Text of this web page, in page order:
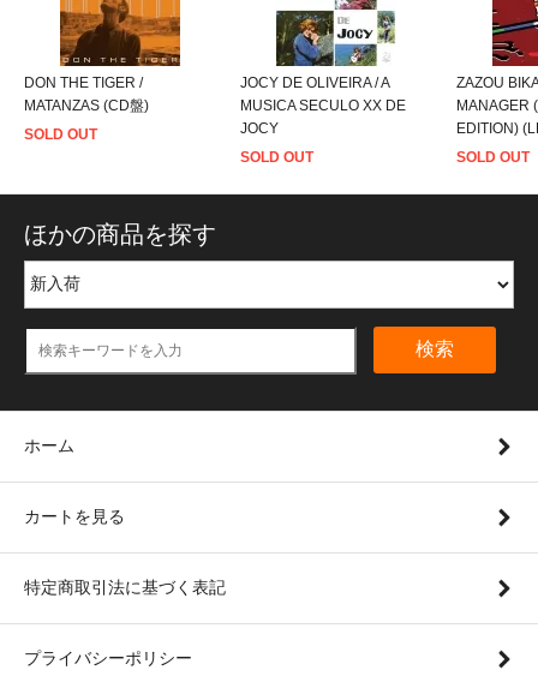
DON THE TIGER /
MATANZAS (CD盤)
SOLD OUT
JOCY DE OLIVEIRA / A
MUSICA SECULO XX DE
JOCY
SOLD OUT
ZAZOU
MANAGER
EDITION)
SOLD OUT
ほかの商品を探す
検索
ホーム
カートを見る
特定商取引法に基づく表記
プライバシーポリシー